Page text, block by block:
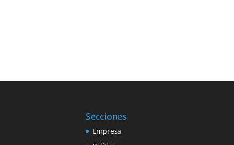
Secciones
Empresa